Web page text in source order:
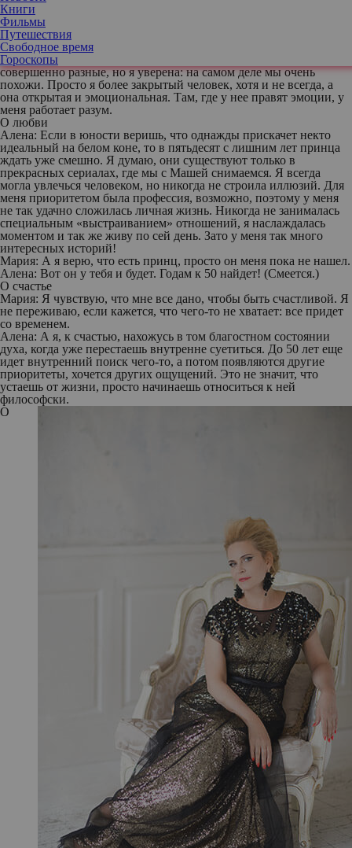
Книги
Фильмы
Путешествия
Свободное время
Гороскопы
Мария:
видят меня на сцене. Видимо, есть схожие манеры и повадки. Да
и я сама замечаю, что, когда иду куда-то, где будут мамины
знакомые, автоматически начинаю подстраиваться и становлюсь
похожей на нее. Мама убеждена, что характеры у нас
совершенно разные, но я уверена: на самом деле мы очень
похожи. Просто я более закрытый человек, хотя и не всегда, а
она открытая и эмоциональная. Там, где у нее правят эмоции, у
меня работает разум.
О любви
Алена: Если в юности веришь, что однажды прискачет некто
идеальный на белом коне, то в пятьдесят с лишним лет принца
ждать уже смешно. Я думаю, они существуют только в
прекрасных сериалах, где мы с Машей снимаемся. Я всегда
могла увлечься человеком, но никогда не строила иллюзий. Для
меня приоритетом была профессия, возможно, поэтому у меня
не так удачно сложилась личная жизнь. Никогда не занималась
специальным «выстраиванием» отношений, я наслаждалась
моментом и так же живу по сей день. Зато у меня так много
интересных историй!
Мария: А я верю, что есть принц, просто он меня пока не нашел.
Алена: Вот он у тебя и будет. Годам к 50 найдет! (Смеется.)
О счастье
Мария: Я чувствую, что мне все дано, чтобы быть счастливой. Я
не переживаю, если кажется, что чего-то не хватает: все придет
со временем.
Алена: А я, к счастью, нахожусь в том благостном состоянии
духа, когда уже перестаешь внутренне суетиться. До 50 лет еще
идет внутренний поиск чего-то, а потом появляются другие
приоритеты, хочется других ощущений. Это не значит, что
устаешь от жизни, просто начинаешь относиться к ней
философски.
О